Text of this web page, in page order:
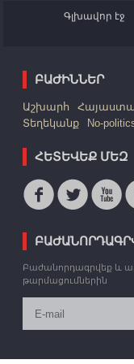
Գլխավոր էջ
ԲԱԺԻՆՆԵՐ
Աշխարհ
Տեղեկանք
No-
ՀԵՏԵՎԵՔ ՄԵԶ
Բաժանորդագրվեք և
թարմացումներին